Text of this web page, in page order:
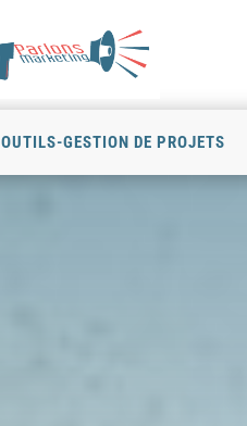
OUTILS-GESTION DE PROJETS